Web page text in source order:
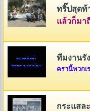
ทริ๊ปสุดท้
ทีมงานรังสิมั
กระแสละ